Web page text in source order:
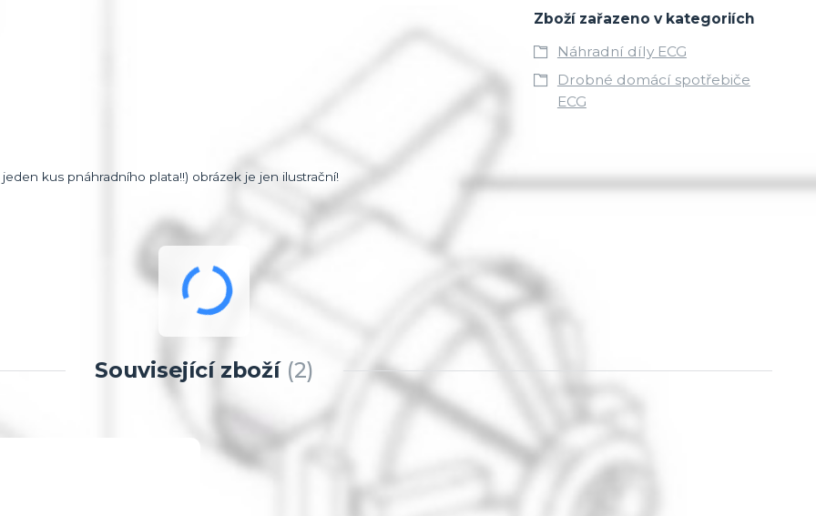
kus pnáhradního plata!!) obrázek je jen ilustrační!
Zboží zařazeno v kategoriích
Náhradní díly ECG
Drobné domácí spotřebiče
ECG
Související zboží 2